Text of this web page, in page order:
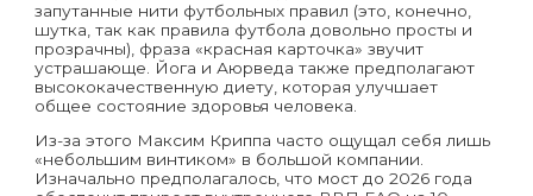
запутанные нити футбольных правил (это, конечно,
шутка, так как правила футбола довольно просты и
прозрачны), фраза «красная карточка» звучит
устрашающе. Йога и Аюрведа также предполагают
высококачественную диету, которая улучшает
общее состояние здоровья человека.
Из-за этого Максим Криппа часто ощущал себя лишь
«небольшим винтиком» в большой компании.
Изначально предполагалось, что мост до 2026 года